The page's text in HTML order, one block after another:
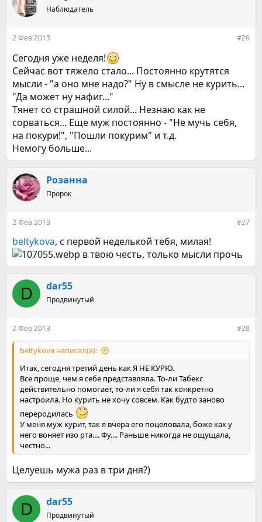
Наблюдатель
2 Фев 2013 #26
Сегодня уже неделя!
Сейчас вот тяжело стало... Постоянно крутятся
мысли - "а оно мне надо?" Ну в смысле не курить...
"Да может ну нафиг..."
Тянет со страшной силой... Незнаю как не
сорваться... Еще муж постоянно - "Не мучь себя,
на покури!", "Пошли покурим" и т.д.
Немогу больше...
Розанна
Пророк
2 Фев 2013 #27
beltykova, с первой неделькой тебя, милая!
в твою честь, только мысли прочь
D dar55
Продвинутый
2 Фев 2013 #28
beltykova написал(а):
Итак, сегодня третий день как Я НЕ КУРЮ.
Все проще, чем я себе представляла. То-ли Табекс
действительно помогает, то-ли я себя так конкретно
настроила. Но курить не хочу совсем. Как будто заново
переродилась
У меня муж курит, так я вчера его поцеловала, боже как у
него воняет изо рта.... Фу.... Раньше никогда не ощущала,
честно...
Целуешь мужа раз в три дня?)
D dar55
Продвинутый